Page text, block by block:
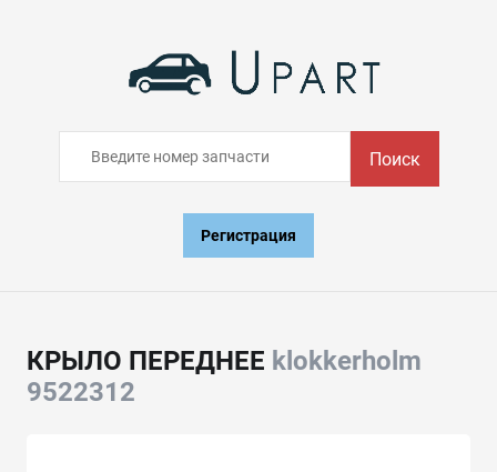
Поиск
Регистрация
КРЫЛО ПЕРЕДНЕЕ klokkerholm
9522312